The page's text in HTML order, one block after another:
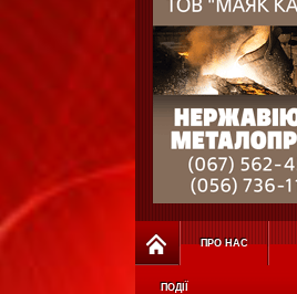
ПРО НАС
ПОДІЇ